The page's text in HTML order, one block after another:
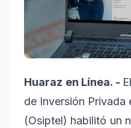
Huaraz en Línea. -
de Inversión Privada
(Osiptel) habilitó un